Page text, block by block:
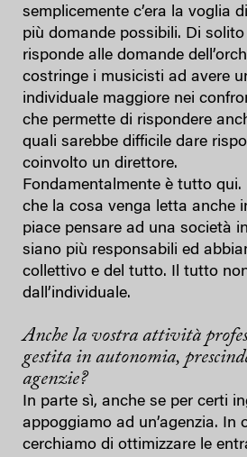
semplicemente c’era la voglia
più domande possibili. Di
risponde alle domande
costringe i musicisti ad avere
individuale maggiore nei
che permette di rispondere
quali sarebbe difficile dare
coinvolto un direttore.
Fondamentalmente è tutto qui.
che la cosa venga letta anche
piace pensare ad una società
siano più responsabili ed
collettivo e del tutto. Il tutto
dall’individuale.
Anche la vostra attività
gestita in autonomia,
agenzie?
In parte sì, anche se per certi
appoggiamo ad un’agenzia. In
cerchiamo di ottimizzare le